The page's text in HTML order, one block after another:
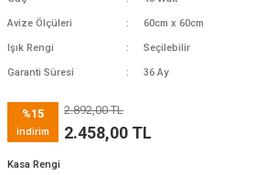
Avize Ölçüleri 60cm x 60cm
Işık Rengi Seçilebilir
Garanti Süresi 36 Ay
%15
indirim
2.892,00 TL
2.458,00 TL
Kasa Rengi